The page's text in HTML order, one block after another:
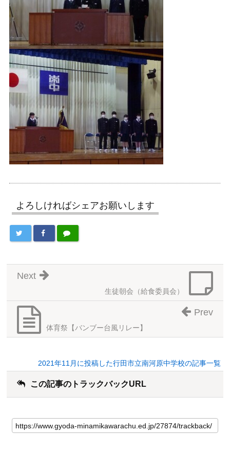
よろしければシェアお願いします
生徒朝会（給食委員会）
Next
体育祭【バンブー台風リレー】
Prev
2021年11月に投稿した行田市立南河原中学校の記事一覧
この記事のトラックバックURL